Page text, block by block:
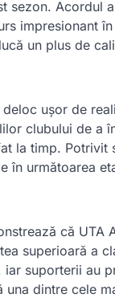
sezon. Acordul
impresionant
un plus de
ușor de
clubului de a
la timp. Potrivit
în următoarea
că
superioară a
iar suporterii au
una dintre cele